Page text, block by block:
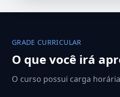
GRADE CURRICULAR
O que você irá
O curso possui carga